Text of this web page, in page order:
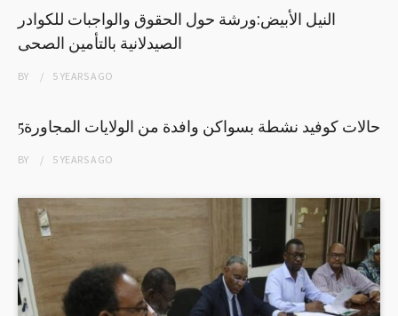
النيل الأبيض:ورشة حول الحقوق والواجبات للكوادر
الصيدلانية بالتأمين الصحى
BY 5 YEARSAGO
5حالات كوفيد نشطة بسواكن وافدة من الولايات المجاورة
BY 5 YEARSAGO